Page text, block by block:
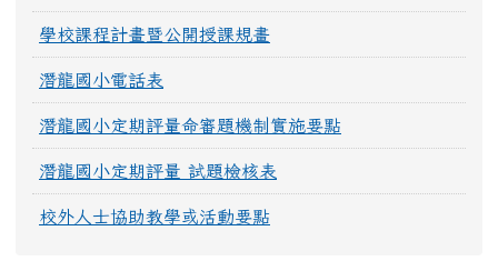
學校課程計畫暨公開授課規畫
潛龍國小電話表
潛龍國小定期評量命審題機制實施要點
潛龍國小定期評量 試題檢核表
校外人士協助教學或活動要點